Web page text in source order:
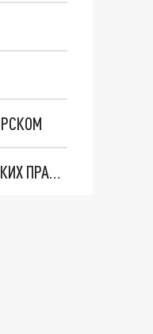
В НОВОСИБИРСКОЙ ОБЛАСТИ ДОСРОЧНО ВЫПЛАТЯТ ПЕНСИИ И ПОСОБИЯ ИЗ-ЗА МАЙСКИХ ПРАЗДНИКОВ